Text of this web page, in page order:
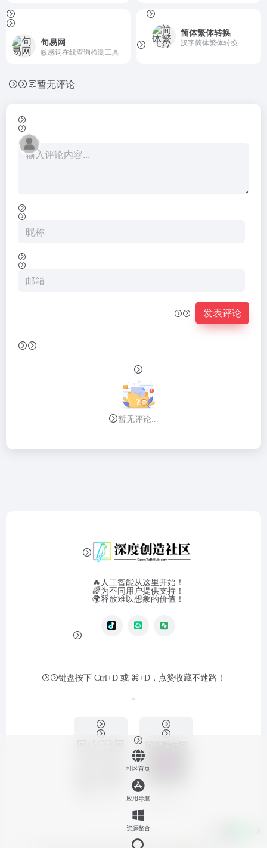
句易网
敏感词在线查询检测工具
简体繁体转换
汉字简体繁体转换
暂无评论
发表评论
暂无评论...
🔥人工智能从这里开始！
🌈为不同用户提供支持！
🌍释放难以想象的价值！
键盘按下 Ctrl+D 或 ⌘+D，点赞收藏不迷路！
深度创造社区-OpenTalkHub｜因 AI 而强大
社区首页
应用导航
资源整合